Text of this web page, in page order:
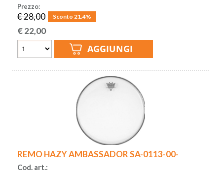
Prezzo:
€ 28,00 Sconto 21.4%
€22,00
REMO HAZY AMBASSADOR SA-0113-00-
Cod. art.: